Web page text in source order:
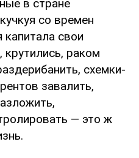
в стране
со времен
капитала свои
крутились, раком
схемки-
завалить,
— это ж